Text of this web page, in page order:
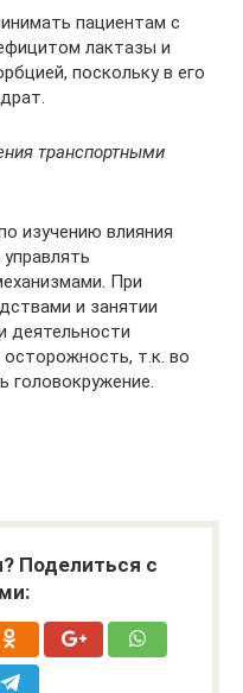
пациентам с
лактазы и
поскольку в его
транспортными
изучению влияния
При
и занятии
деятельности
т.к. во
головокружение.
Поделиться с